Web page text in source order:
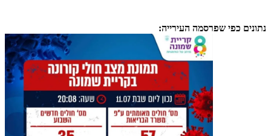
נתונים כפי שפרסמה העירייה: